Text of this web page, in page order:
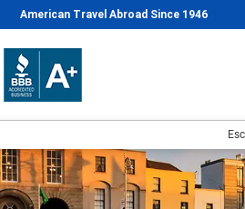
American Travel Abroad Since 1946